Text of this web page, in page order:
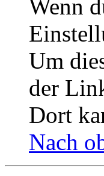
Wenn
Um
der
Dort
Nach